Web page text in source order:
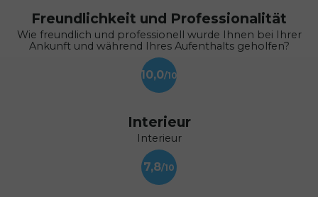
Freundlichkeit und Professionalität
Wie freundlich und professionell wurde Ihnen bei Ihrer
Ankunft und während Ihres Aufenthalts geholfen?
10,0
Interieur
Interieur
7,8